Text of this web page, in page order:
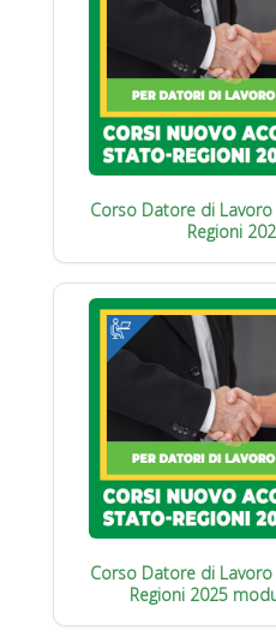
Corso Datore di
Regioni
Corso Datore di
Regioni 2025